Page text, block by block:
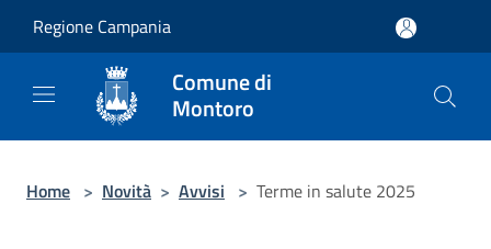
Regione Campania
Comune di
Montoro
Home > Novità > Avvisi > Terme in salute 2025